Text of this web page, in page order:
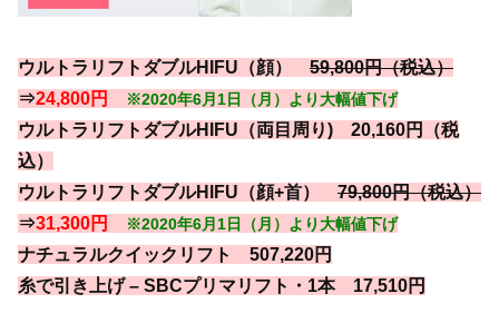
ウルトラリフトダブルHIFU（顔） 59,800円（税込）
⇒24,800円 ※2020年6月1日（月）より大幅値下げ
ウルトラリフトダブルHIFU（両目周り) 20,160円（税
込）
ウルトラリフトダブルHIFU（顔+首） 79,800円（税込）
⇒31,300円 ※2020年6月1日（月）より大幅値下げ
ナチュラルクイックリフト 507,220円
糸で引き上げ – SBCプリマリフト・1本 17,510円